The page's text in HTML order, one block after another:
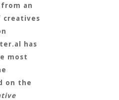
an
creatives
has
most
on the